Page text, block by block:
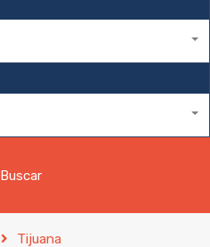
Buscar
Tijuana